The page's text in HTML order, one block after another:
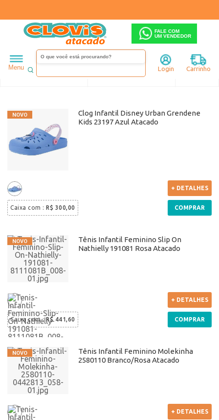
FALE COM
UM VENDEDOR
Menu Login Carrinho
Infantil Menina
Ordenar Filtrar
Clog Infantil Disney Urban Grendene
Kids 23197 Azul Atacado
Caixa com : R$ 300,00
+ DETALHES
COMPRAR
Tênis Infantil Feminino Slip On
Nathielly 191081 Rosa Atacado
Caixa com:R$ 441,60
+ DETALHES
COMPRAR
Tênis Infantil Feminino Molekinha
2580110 Branco/Rosa Atacado
+ DETALHES